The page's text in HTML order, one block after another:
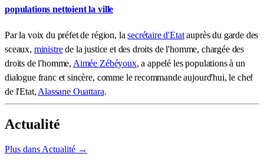
populations nettoient la ville
Par la voix du préfet de région, lasecrétaire d'Etatauprès du garde des
sceaux, ministrede la justice et des droits de l'homme, chargée des
droits de l'homme, Aimée Zébéyoux, a appelé les populations à un
dialogue franc et sincère, comme le recommande aujourd'hui, le chef
de l'Etat, Alassane Ouattara.
Actualité
Plus dans Actualité →